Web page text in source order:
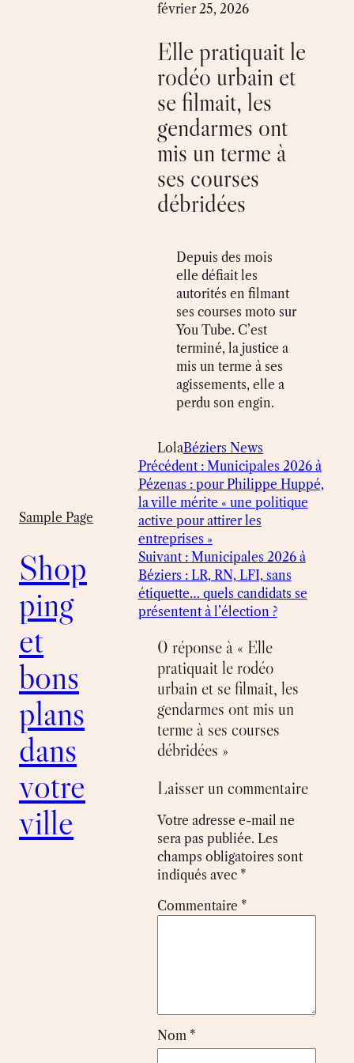
Sample Page
Shop
ping
et
bons
plans
dans
votre
ville
février 25, 2026
Elle pratiquait le
rodéo urbain et
se filmait, les
gendarmes ont
mis un terme à
ses courses
débridées
Depuis des mois
elle défiait les
autorités en filmant
ses courses moto sur
You Tube. C’est
terminé, la justice a
mis un terme à ses
agissements, elle a
perdu son engin.
LolaBéziers News
Précédent : Municipales 2026 à
Pézenas : pour Philippe Huppé,
la ville mérite « une politique
active pour attirer les
entreprises »
Suivant : Municipales 2026 à
Béziers : LR, RN, LFI, sans
étiquette… quels candidats se
présentent à l’élection ?
0 réponse à « Elle
pratiquait le rodéo
urbain et se filmait, les
gendarmes ont mis un
terme à ses courses
débridées »
Laisser un commentaire
Votre adresse e-mail ne
sera pas publiée. Les
champs obligatoires sont
indiqués avec *
Commentaire *
Nom *